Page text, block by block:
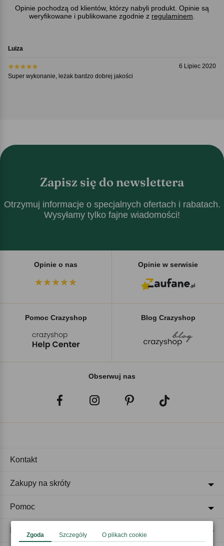
Opinie pochodzą od klientów, którzy nabyli produkt. Opinie są
weryfikowane i publikowane zgodnie z regulaminem.
Luiza
6 Lipiec 2020
Super wykonanie, leżak bardzo dobrej jakości
Zapisz się do newslettera
Otrzymuj informacje o specjalnych ofertach i rabatach.
Wysyłamy tylko fajne wiadomości!
Opinie o nas Opinie w serwisie
Pomoc Crazyshop Blog Crazyshop
Obserwuj nas
Kontakt
Zakupy na skróty
Pomoc
Regulaminy
Zgoda Szczegóły O plikach cookie